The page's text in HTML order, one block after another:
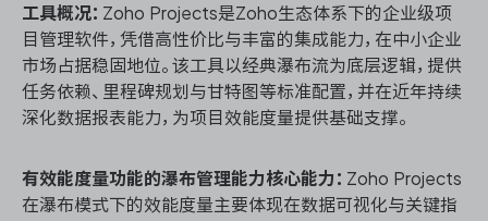
工具概况： Zoho Projects是Zoho生态体系下的企业级项
目管理软件，凭借高性价比与丰富的集成能力，在中小企业
市场占据稳固地位。该工具以经典瀑布流为底层逻辑，提供
任务依赖、里程碑规划与甘特图等标准配置，并在近年持续
深化数据报表能力，为项目效能度量提供基础支撑。
有效能度量功能的瀑布管理能力核心能力： Zoho Projects
在瀑布模式下的效能度量主要体现在数据可视化与关键指